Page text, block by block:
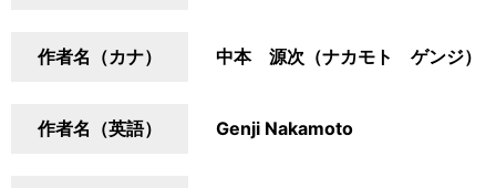
作者名（カナ） 中本 源次（ナカモト ゲンジ）
作者名（英語） Genji Nakamoto